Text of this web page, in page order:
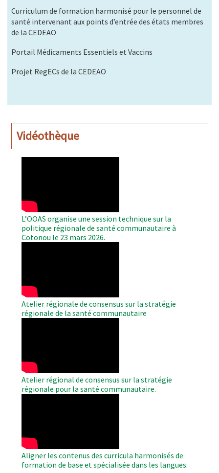
Curriculum de formation harmonisé pour le personnel de
santé intervenant aux points d’entrée des états membres
de la CEDEAO
Portail Médicaments Essentiels et Vaccins
Projet RegECs de la CEDEAO
Vidéothèque
L’OOAS organise une session technique sur la
politique régionale de santé communautaire à
Cotonou le 23 mars 2026.
Atelier régionale de consensus sur la stratégie
régionale de la santé communautaire
Atelier régional de consensus sur la stratégie
régionale pour la santé communautaire.
Aligner les contenus des curricula harmonisés de
formation de base et spécialisée dans les langues.